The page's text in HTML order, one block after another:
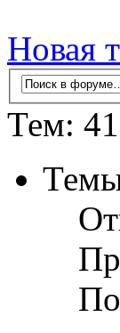
Новая
Тем: 41